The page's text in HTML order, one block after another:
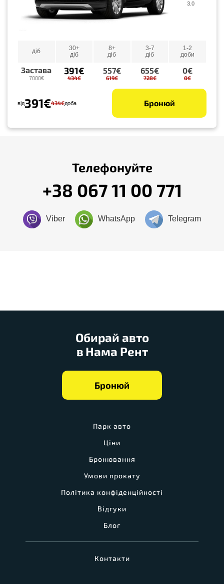
3.0
діб
30+
діб
8+
діб
3-7
діб
1-2
доби
Застава
7000€
391€
434€
557€
619€
655€
728€
0€
0€
від391€434€доба Бронюй
Телефонуйте
+38 067 11 00 771
Viber WhatsApp Telegram
Парк авто
Ціни
Бронювання
Умови прокату
Політика конфіденційності
Відгуки
Блог
Контакти
Обирай авто
в Нама Рент
Бронюй